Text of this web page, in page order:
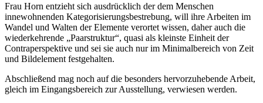
Frau Horn entzieht sich ausdrücklich der dem Menschen
innewohnenden Kategorisierungsbestrebung, will ihre Arbeiten im
Wandel und Walten der Elemente verortet wissen, daher auch die
wiederkehrende „Paarstruktur“, quasi als kleinste Einheit der
Contraperspektive und sei sie auch nur im Minimalbereich von Zeit
und Bildelement festgehalten.
Abschließend mag noch auf die besonders hervorzuhebende Arbeit,
gleich im Eingangsbereich zur Ausstellung, verwiesen werden.